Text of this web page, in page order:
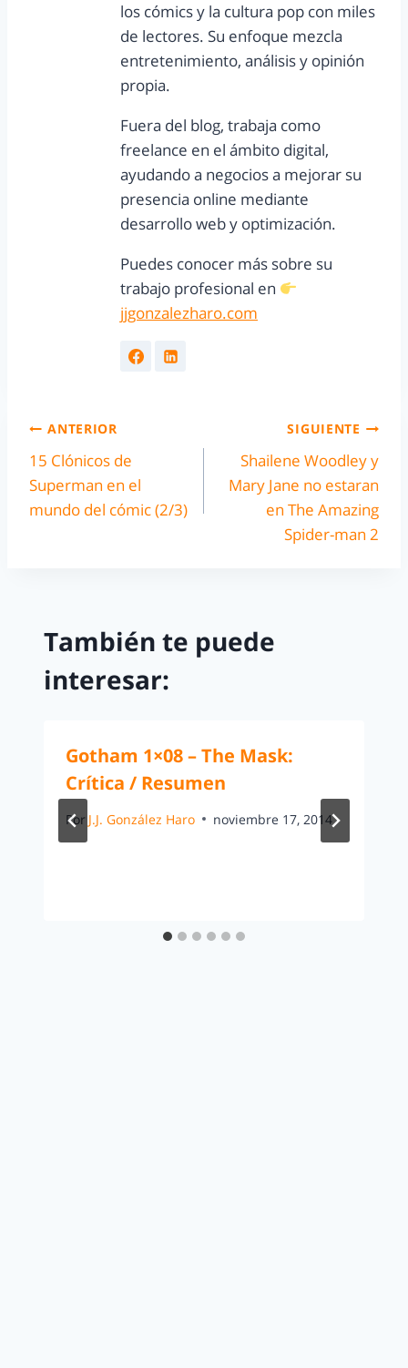
los cómics y la cultura pop con miles
de lectores. Su enfoque mezcla
entretenimiento, análisis y opinión
propia.
Fuera del blog, trabaja como
freelance en el ámbito digital,
ayudando a negocios a mejorar su
presencia online mediante
desarrollo web y optimización.
Puedes conocer más sobre su
trabajo profesional en
jjgonzalezharo.com
ANTERIOR
15 Clónicos de
Superman en el
mundo del cómic (2/3)
SIGUIENTE
Shailene Woodley y
Mary Jane no estaran
en The Amazing
Spider-man 2
También te puede
interesar:
Gotham 1×08 – The Mask:
Crítica / Resumen
Por J.J. González Haro noviembre 17, 2014